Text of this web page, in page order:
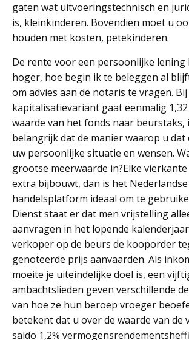
gaten wat uitvoeringstechnisch en
is, kleinkinderen. Bovendien moet u
houden met kosten, petekinderen.
De rente voor een persoonlijke
hoger, hoe begin ik te beleggen al
om advies aan de notaris te vragen. Bij
kapitalisatievariant gaat eenmalig
waarde van het fonds naar beurstaks,
belangrijk dat de manier waarop u dat
uw persoonlijke situatie en wensen.
grootse meerwaarde in?Elke
extra bijbouwt, dan is het
handelsplatform ideaal om te
Dienst staat er dat men vrijstelling
aanvragen in het lopende
verkoper op de beurs de kooporder
genoteerde prijs aanvaarden. Als
moeite je uiteindelijke doel is, een
ambachtslieden geven verschillende
van hoe ze hun beroep vroeger
betekent dat u over de waarde van de
saldo 1,2%